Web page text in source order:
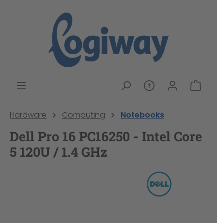
Hardware Computing Notebooks
Dell Pro 16 PC16250 - Intel Core
5 120U / 1.4 GHz